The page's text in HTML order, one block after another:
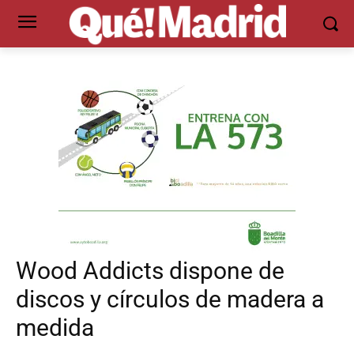
Wood Addicts dispone de
discos y círculos de madera a
medida